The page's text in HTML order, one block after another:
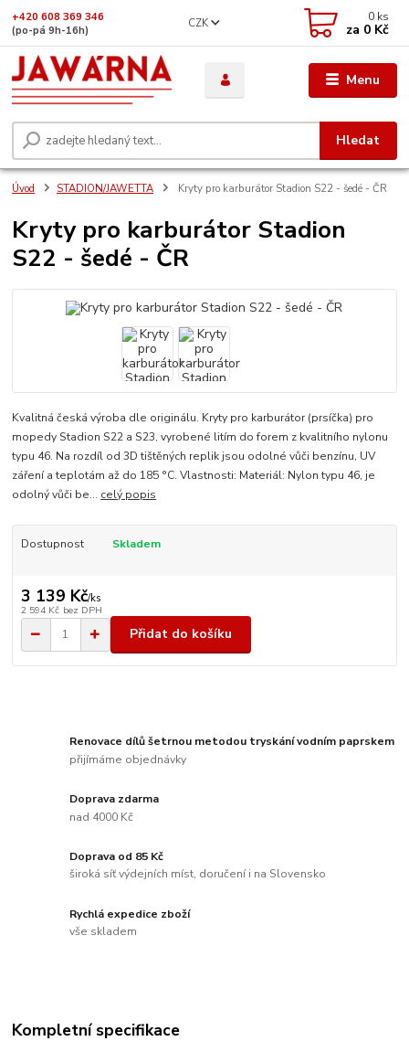
Menu
CZK
Hledat
+420 608 369 346
(po-pá 9h-16h)
0 ks
za 0 Kč
Úvod STADION/JAWETTA Kryty pro karburátor Stadion S22 - šedé - ČR
Kryty pro karburátor Stadion
S22 - šedé - ČR
Kvalitná česká výroba dle originálu. Kryty pro karburátor (prsíčka) pro
mopedy Stadion S22 a S23, vyrobené litím do forem z kvalitního nylonu
typu 46. Na rozdíl od 3D tištěných replik jsou odolné vůči benzínu, UV
záření a teplotám až do 185 °C. Vlastnosti: Materiál: Nylon typu 46, je
odolný vůči be... celý popis
Dostupnost Skladem
3 139 Kč/ks
2 594 Kč bez DPH
Přidat do košíku
Renovace dílů šetrnou metodou tryskání vodním paprskem
přijímáme objednávky
Doprava zdarma
nad 4000 Kč
Doprava od 85 Kč
široká síť výdejních míst, doručení i na Slovensko
Rychlá expedice zboží
vše skladem
Kompletní specifikace